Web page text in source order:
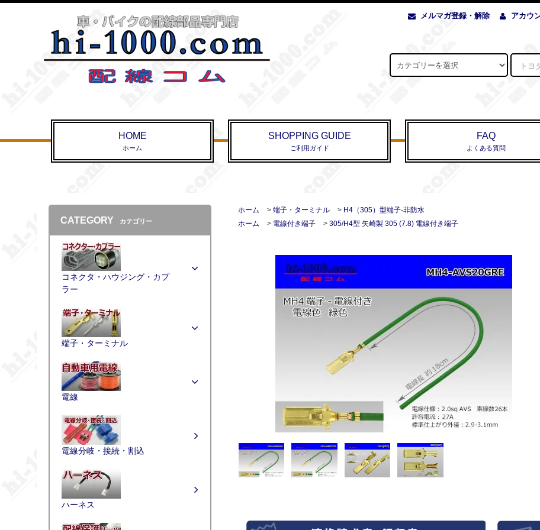
メルマガ登録・解除 アカウ
HOME
ホーム
SHOPPING GUIDE
ご利用ガイド
FAQ
よくある質問
ホーム > 端子・ターミナル > H4（305）型端子-非防水
ホーム
> 電線付き端子 > 305/H4型 矢崎製 305 (7.8) 電線付き端子
CATEGORY カテゴリー
コネクタ・ハウジング・カプ
ラー
端子・ターミナル
電線
電線分岐・接続・割込
ハーネス